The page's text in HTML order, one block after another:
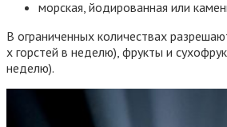
морская, йодированная или
В ограниченных количествах
х горстей в неделю), фрукты и
неделю).